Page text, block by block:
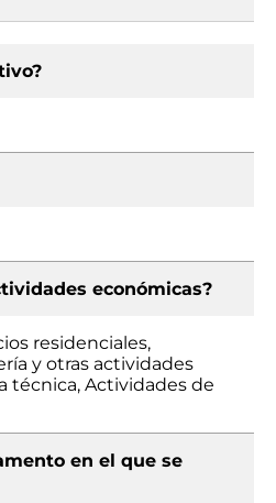
económicas?
residenciales,
y otras actividades
técnica, Actividades de
en el que se